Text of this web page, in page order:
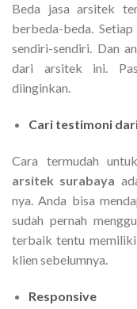
Beda jasa arsitek
berbeda-beda.
sendiri-sendiri. Dan
dari arsitek ini.
diinginkan.
Cari testimoni
Cara termudah
arsitek surabaya
nya. Anda bisa
sudah pernah
terbaik tentu
klien sebelumnya.
Responsive